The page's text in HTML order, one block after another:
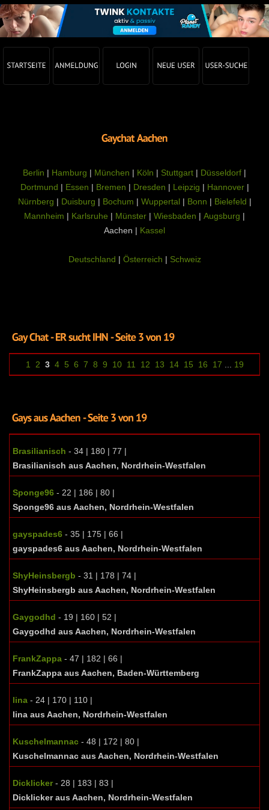
Berlin | Hamburg | München | Köln | Stuttgart | Düsseldorf |
Dortmund | Essen | Bremen | Dresden | Leipzig | Hannover|
Nürnberg | Duisburg | Bochum | Wuppertal | Bonn | Bielefeld |
Mannheim | Karlsruhe | Münster | Wiesbaden | Augsburg |
Aachen | Kassel
Deutschland | Österreich | Schweiz
1 2 3 4 5 6 7 8 9 10 11 12 13 14 15 16 17 19
Brasilianisch - 34 | 180 | 77 |
Brasilianisch aus Aachen, Nordrhein-Westfalen
Sponge96 - 22 | 186 | 80 |
Sponge96 aus Aachen, Nordrhein-Westfalen
gayspades6 - 35 | 175 | 66 |
gayspades6 aus Aachen, Nordrhein-Westfalen
ShyHeinsbergb - 31 | 178 | 74 |
ShyHeinsbergb aus Aachen, Nordrhein-Westfalen
Gaygodhd - 19 | 160 | 52 |
Gaygodhd aus Aachen, Nordrhein-Westfalen
FrankZappa - 47 | 182 | 66 |
FrankZappa aus Aachen, Baden-Württemberg
lina - 24 | 170 | 110 |
lina aus Aachen, Nordrhein-Westfalen
Kuschelmannac - 48 | 172 | 80 |
Kuschelmannac aus Aachen, Nordrhein-Westfalen
Dicklicker- 28 | 183 | 83 |
Dicklicker aus Aachen, Nordrhein-Westfalen